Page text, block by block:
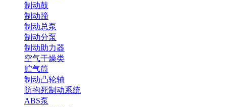
制动鼓
制动蹄
制动总泵
制动分泵
制动助力器
空气干燥类
贮气筒
制动凸轮轴
防抱死制动系统
ABS泵